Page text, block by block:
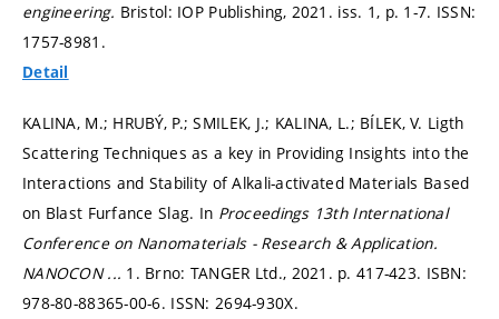
engineering. Bristol: IOP Publishing, 2021. iss. 1, p. 1-7. ISSN:
1757-8981.
Detail
KALINA, M.; HRUBÝ, P.; SMILEK, J.; KALINA, L.; BÍLEK, V. Ligth
Scattering Techniques as a key in Providing Insights into the
Interactions and Stability of Alkali-activated Materials Based
on Blast Furfance Slag. In Proceedings 13th International
Conference on Nanomaterials - Research & Application.
NANOCON ... 1. Brno: TANGER Ltd., 2021. p. 417-423. ISBN:
978-80-88365-00-6. ISSN: 2694-930X.